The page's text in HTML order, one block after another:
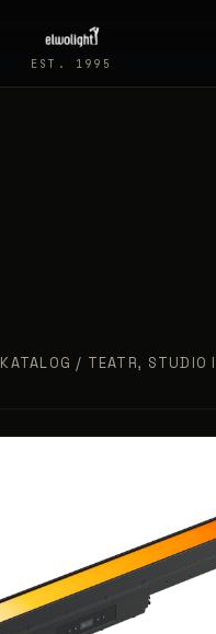
EST. 1995
KATALOG / TEATR, STUDIO